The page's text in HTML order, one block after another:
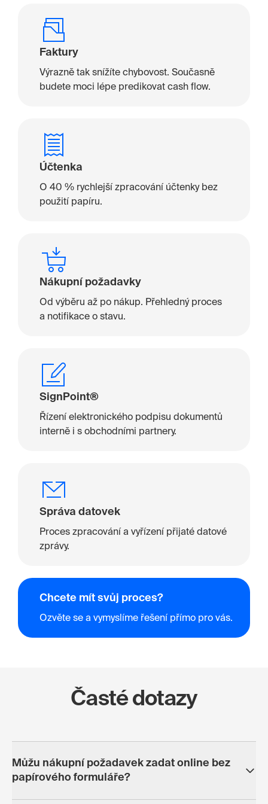
Faktury
Výrazně tak snížíte chybovost. Současně
budete moci lépe predikovat cash flow.
Účtenka
O 40 % rychlejší zpracování účtenky bez
použití papíru.
Nákupní požadavky
Od výběru až po nákup. Přehledný proces
a notifikace o stavu.
SignPoint®
Řízení elektronického podpisu dokumentů
interně i s obchodními partnery.
Správa datovek
Proces zpracování a vyřízení přijaté datové
zprávy.
Chcete mít svůj proces?
Ozvěte se a vymyslíme řešení přímo pro vás.
Časté dotazy
Můžu nákupní požadavek zadat online bez
papírového formuláře?